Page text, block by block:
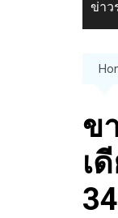
ข่าว
ข
เ